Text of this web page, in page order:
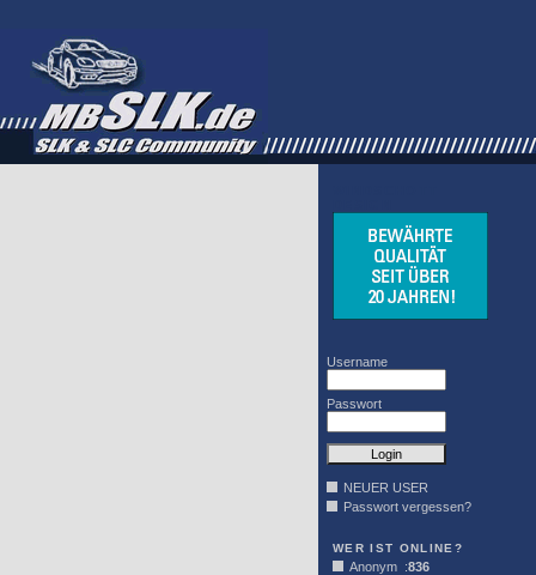
Username
Passwort
NEUER USER
Passwort vergessen?
WER IST ONLINE?
Anonym :836